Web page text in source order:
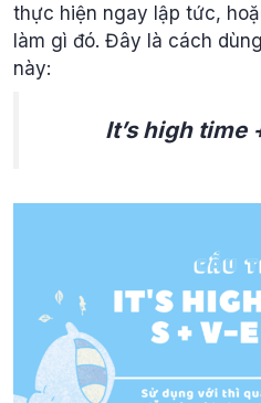
thực hiện ngay lập tức,
làm gì đó. Đây là cách
này:
It’s high time